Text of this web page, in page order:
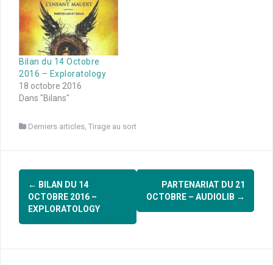
Bilan du 14 Octobre
2016 – Exploratology
18 octobre 2016
Dans "Bilans"
Derniers articles, Tirage au sort
Navigation
d'article
← BILAN DU 14
OCTOBRE 2016 –
EXPLORATOLOGY
PARTENARIAT DU 21
OCTOBRE – AUDIOLIB →